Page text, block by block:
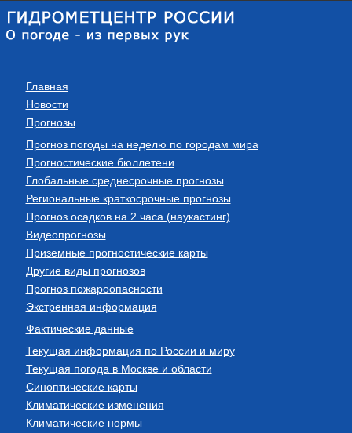
Главная
Новости
Прогнозы
Прогноз погоды на неделю по городам мира
Прогностические бюллетени
Глобальные среднесрочные прогнозы
Региональные краткосрочные прогнозы
Прогноз осадков на 2 часа (наукастинг)
Видеопрогнозы
Приземные прогностические карты
Другие виды прогнозов
Прогноз пожароопасности
Экстренная информация
Фактические данные
Текущая информация по России и миру
Текущая погода в Москве и области
Синоптические карты
Климатические изменения
Климатические нормы